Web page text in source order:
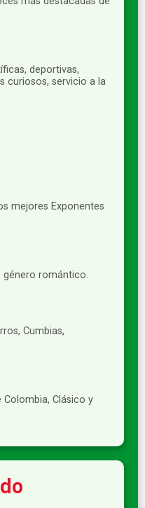
deportivas,
curiosos, servicio a la
mejores Exponentes
género romántico.
Cumbias,
Clásico y